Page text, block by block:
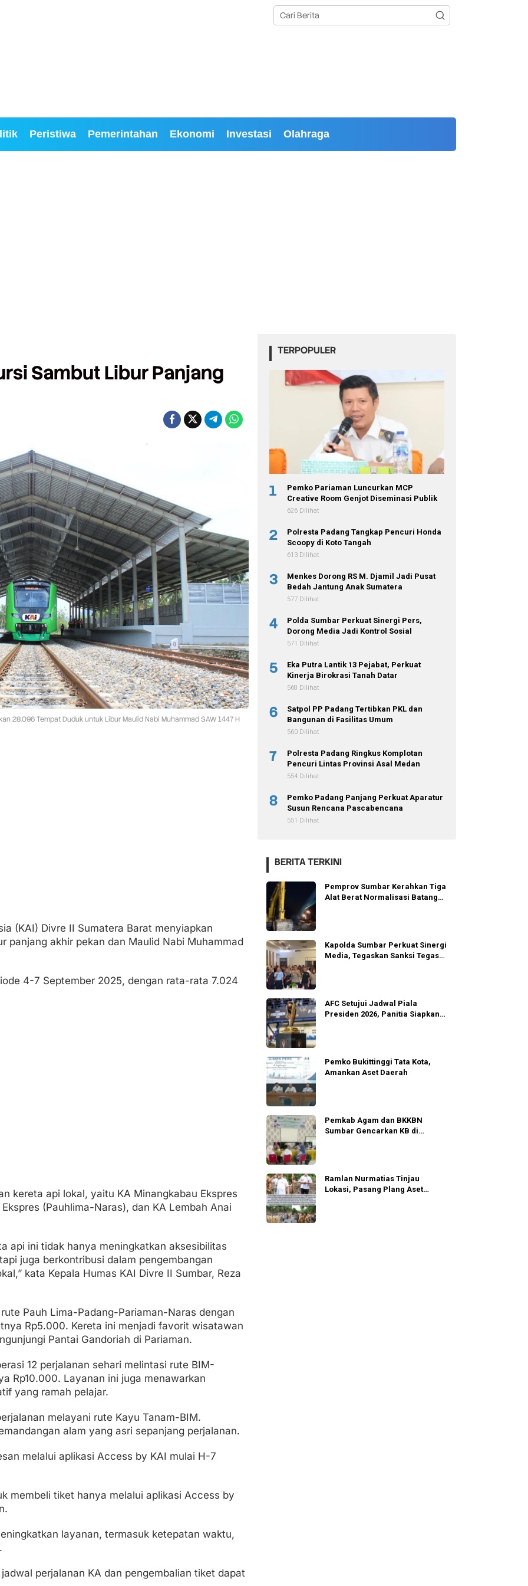
Peristiwa Pemerintahan Ekonomi Investasi Olahraga
Sambut Libur Panjang
28.096 Tempat Duduk untuk Libur Maulid Nabi Muhammad SAW 1447 H
(KAI) Divre II Sumatera Barat menyiapkan
panjang akhir pekan dan Maulid Nabi Muhammad
4-7 September 2025, dengan rata-rata 7.024
kereta api lokal, yaitu KA Minangkabau Ekspres
(Pauhlima-Naras), dan KA Lembah Anai
api ini tidak hanya meningkatkan aksesibilitas
juga berkontribusi dalam pengembangan
kata Kepala Humas KAI Divre II Sumbar, Reza
Pauh Lima-Padang-Pariaman-Naras dengan
Rp5.000. Kereta ini menjadi favorit wisatawan
Pantai Gandoriah di Pariaman.
12 perjalanan sehari melintasi rute BIM-
Rp10.000. Layanan ini juga menawarkan
yang ramah pelajar.
melayani rute Kayu Tanam-BIM.
alam yang asri sepanjang perjalanan.
melalui aplikasi Access by KAI mulai H-7
membeli tiket hanya melalui aplikasi Access by
layanan, termasuk ketepatan waktu,
perjalanan KA dan pengembalian tiket dapat
TERPOPULER
1
Pemko Pariaman Luncurkan MCP
Creative Room Genjot Diseminasi Publik
626 Dilihat
2
Polresta Padang Tangkap Pencuri Honda
Scoopy di Koto Tangah
613 Dilihat
3
Menkes Dorong RS M. Djamil Jadi Pusat
Bedah Jantung Anak Sumatera
577 Dilihat
4
Polda Sumbar Perkuat Sinergi Pers,
Dorong Media Jadi Kontrol Sosial
571 Dilihat
5
Eka Putra Lantik 13 Pejabat, Perkuat
Kinerja Birokrasi Tanah Datar
568 Dilihat
6
Satpol PP Padang Tertibkan PKL dan
Bangunan di Fasilitas Umum
560 Dilihat
7
Polresta Padang Ringkus Komplotan
Pencuri Lintas Provinsi Asal Medan
554 Dilihat
8
Pemko Padang Panjang Perkuat Aparatur
Susun Rencana Pascabencana
551 Dilihat
BERITA TERKINI
Pemprov Sumbar Kerahkan Tiga
Alat Berat Normalisasi Batang
Kapolda Sumbar Perkuat Sinergi
Media, Tegaskan Sanksi Tegas
AFC Setujui Jadwal Piala
Presiden 2026, Panitia Siapkan
Pemko Bukittinggi Tata Kota,
Amankan Aset Daerah
Pemkab Agam dan BKKBN
Sumbar Gencarkan KB di
Ramlan Nurmatias Tinjau
Lokasi, Pasang Plang Aset